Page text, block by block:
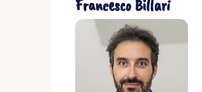
Francesco Billari